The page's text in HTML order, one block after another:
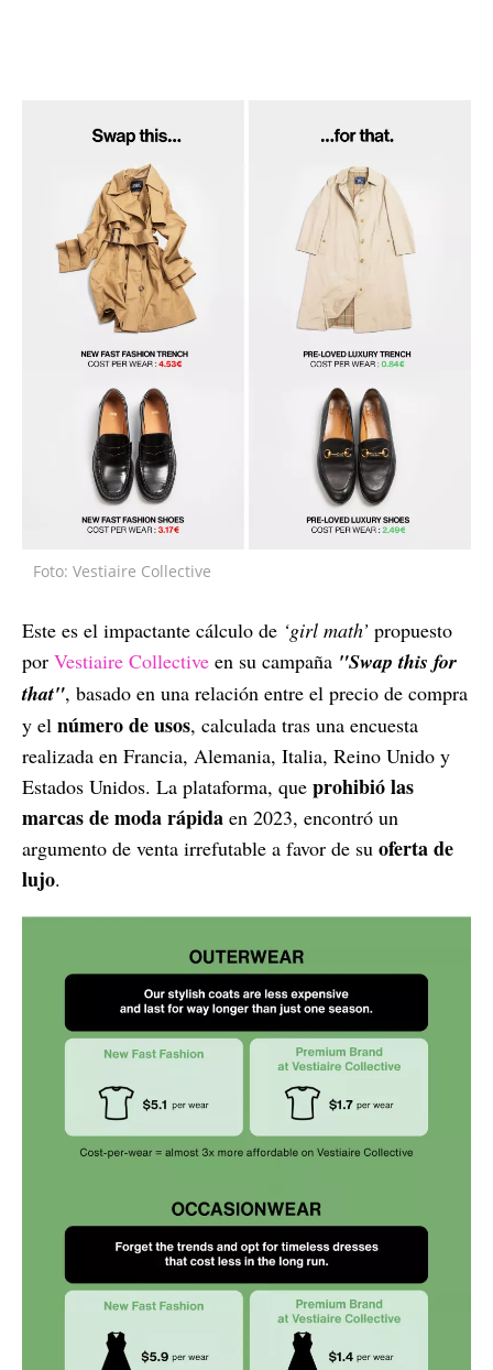
Foto: Vestiaire Collective
Este es el impactante cálculo de ‘girl math’ propuesto
por Vestiaire Collective en su campaña "Swap this for
that", basado en una relación entre el precio de compra
y el número de usos, calculada tras una encuesta
realizada en Francia, Alemania, Italia, Reino Unido y
Estados Unidos. La plataforma, que prohibió las
marcas de moda rápida en 2023, encontró un
argumento de venta irrefutable a favor de su oferta de
lujo.